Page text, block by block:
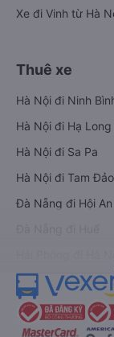
Xe đi Vinh từ Hà
Thuê xe
Hà Nội đi Ninh
Hà Nội đi Hạ Long
Hà Nội đi Sa Pa
Hà Nội đi Tam Đảo
Đà Nẵng đi Hội An